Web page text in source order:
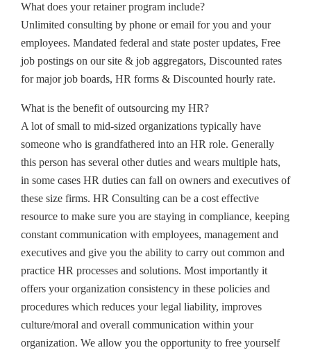
What does your retainer program include?
Unlimited consulting by phone or email for you and your
employees. Mandated federal and state poster updates, Free
job postings on our site & job aggregators, Discounted rates
for major job boards, HR forms & Discounted hourly rate.
What is the benefit of outsourcing my HR?
A lot of small to mid-sized organizations typically have
someone who is grandfathered into an HR role. Generally
this person has several other duties and wears multiple hats,
in some cases HR duties can fall on owners and executives of
these size firms. HR Consulting can be a cost effective
resource to make sure you are staying in compliance, keeping
constant communication with employees, management and
executives and give you the ability to carry out common and
practice HR processes and solutions. Most importantly it
offers your organization consistency in these policies and
procedures which reduces your legal liability, improves
culture/moral and overall communication within your
organization. We allow you the opportunity to free yourself